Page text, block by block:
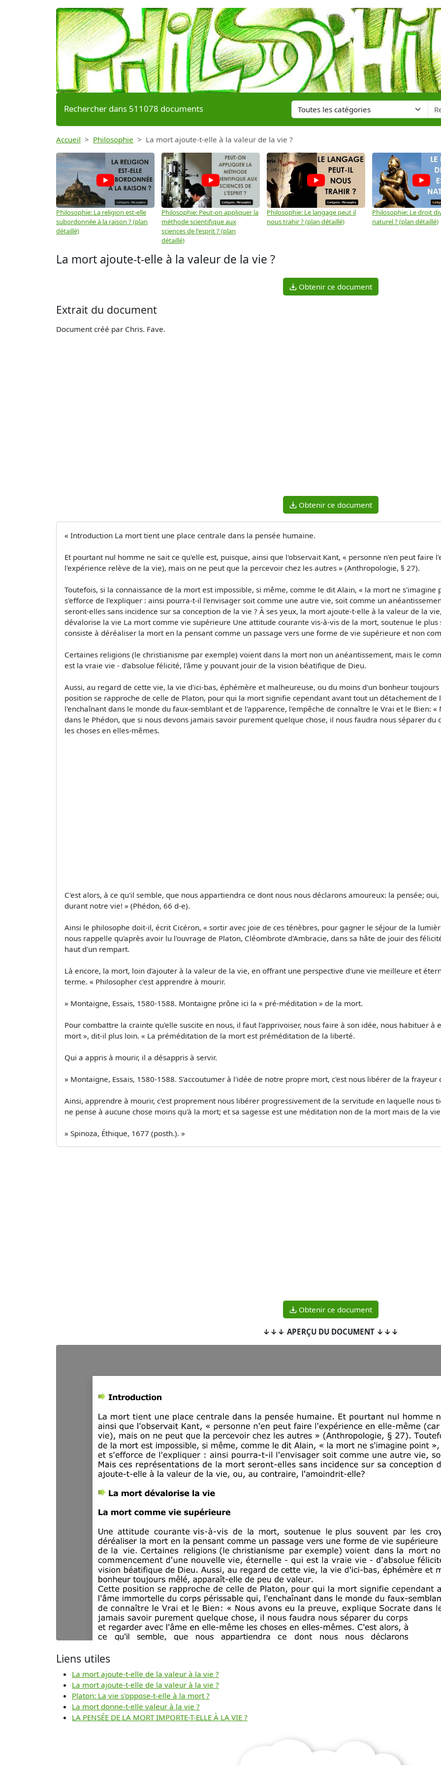
Rechercher dans 511078 documents
Accueil Philosophie La mort ajoute-t-elle à la valeur de la vie ?
Philosophie: La religion est-elle
subordonnée à la raison ? (plan
détaillé)
Philosophie: Peut-on appliquer la
méthode scientifique aux
sciences de l'esprit ? (plan
détaillé)
Philosophie: Le langage peut il
nous trahir ? (plan détaillé)
Philosophie: Le droit
naturel ? (plan détaillé)
La mort ajoute-t-elle à la valeur de la vie ?
Obtenir ce document
Extrait du document
Document créé par Chris. Fave.
Obtenir ce document
« Introduction La mort tient une place centrale dans la pensée humaine.
Et pourtant nul homme ne sait ce qu'elle est, puisque, ainsi que l'observait Kant, « personne n'en peut faire
l'expérience relève de la vie), mais on ne peut que la percevoir chez les autres » (Anthropologie, § 27).
Toutefois, si la connaissance de la mort est impossible, si même, comme le dit Alain, « la mort ne
s'efforce de l'expliquer : ainsi pourra-t-il l'envisager soit comme une autre vie, soit comme un
seront-elles sans incidence sur sa conception de la vie ? À ses yeux, la mort ajoute-t-elle à la valeur de la
dévalorise la vie La mort comme vie supérieure Une attitude courante vis-à-vis de la mort, soutenue le
consiste à déréaliser la mort en la pensant comme un passage vers une forme de vie supérieure et non
Certaines religions (le christianisme par exemple) voient dans la mort non un anéantissement, mais le
est la vraie vie - d'absolue félicité, l'âme y pouvant jouir de la vision béatifique de Dieu.
Aussi, au regard de cette vie, la vie d'ici-bas, éphémère et malheureuse, ou du moins d'un bonheur
position se rapproche de celle de Platon, pour qui la mort signifie cependant avant tout un détachement
l'enchaînant dans le monde du faux-semblant et de l'apparence, l'empêche de connaître le Vrai et le Bien:
dans le Phédon, que si nous devons jamais savoir purement quelque chose, il nous faudra nous séparer
les choses en elles-mêmes.
C'est alors, à ce qu'il semble, que nous appartiendra ce dont nous nous déclarons amoureux: la pensée;
durant notre vie! » (Phédon, 66 d-e).
Ainsi le philosophe doit-il, écrit Cicéron, « sortir avec joie de ces ténèbres, pour gagner le séjour de la
nous rappelle qu'après avoir lu l'ouvrage de Platon, Cléombrote d'Ambracie, dans sa hâte de jouir des
haut d'un rempart.
Là encore, la mort, loin d'ajouter à la valeur de la vie, en offrant une perspective d'une vie meilleure et
terme. « Philosopher c'est apprendre à mourir.
» Montaigne, Essais, 1580-1588. Montaigne prône ici la « pré-méditation » de la mort.
Pour combattre la crainte qu'elle suscite en nous, il faut l'apprivoiser, nous faire à son idée, nous habituer à
mort », dit-il plus loin. « La préméditation de la mort est préméditation de la liberté.
Qui a appris à mourir, il a désappris à servir.
» Montaigne, Essais, 1580-1588. S'accoutumer à l'idée de notre propre mort, c'est nous libérer de la frayeur
Ainsi, apprendre à mourir, c'est proprement nous libérer progressivement de la servitude en laquelle nous
ne pense à aucune chose moins qu'à la mort; et sa sagesse est une méditation non de la mort mais de la
» Spinoza, Éthique, 1677 (posth.). »
Obtenir ce document
↓↓↓ APERÇU DU DOCUMENT ↓↓↓
document
Liens utiles
La mort ajoute-t-elle de la valeur à la vie ?
La mort ajoute-t-elle de la valeur à la vie ?
Platon: La vie s'oppose-t-elle à la mort ?
La mort donne-t-elle valeur à la vie ?
LA PENSÉE DE LA MORT IMPORTE-T-ELLE À LA VIE ?